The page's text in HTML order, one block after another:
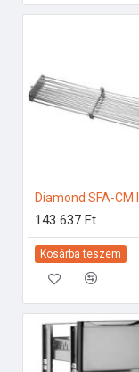
143 637 Ft
Kosárba teszem